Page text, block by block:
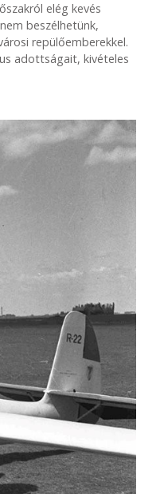
elég kevés
beszélhetünk,
repülőemberekkel.
adottságait, kivételes